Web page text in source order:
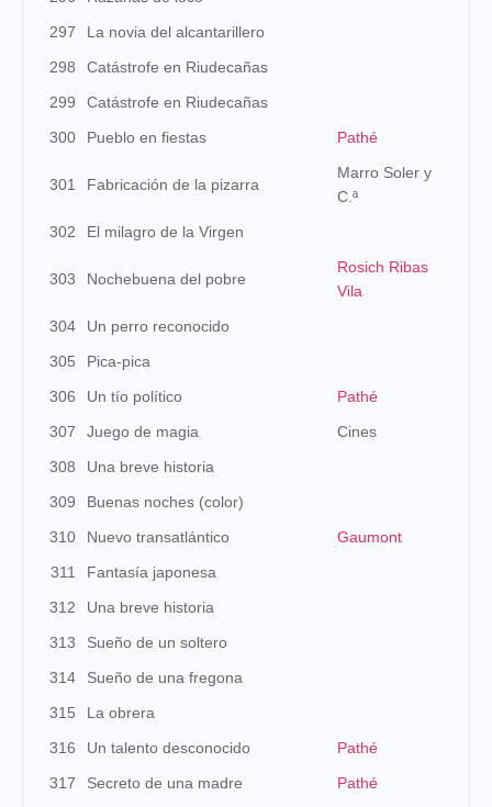
297
La novia del alcantarillero
298
Catástrofe en Riudecañas
299
Catástrofe en Riudecañas
300
Pueblo en fiestas Pathé
301 Fabricación de la pizarra
Marro Soler y
C.ª
302
El milagro de la Virgen
303 Nochebuena del pobre
Rosich Ribas
Vila
304
Un perro reconocido
305
Pica-pica
306
Un tío político
Pathé
307
Juego de magia
Cines
308
Una breve historia
309
Buenas noches (color)
310
Nuevo transatlántico
Gaumont
311
Fantasía japonesa
312
Una breve historia
313
Sueño de un soltero
314
Sueño de una fregona
315
La obrera
316
Un talento desconocido
Pathé
317
Secreto de una madre
Pathé